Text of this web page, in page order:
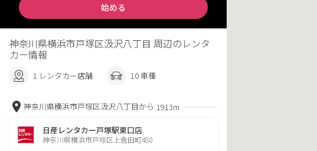
始める
神奈川県横浜市戸塚区汲沢八丁目 周辺のレンタ
カー情報
1 レンタカー店舗 10 車種
神奈川県横浜市戸塚区汲沢八丁目から 1913m
日産レンタカー戸塚駅東口店
神奈川県横浜市戸塚区上倉田町480